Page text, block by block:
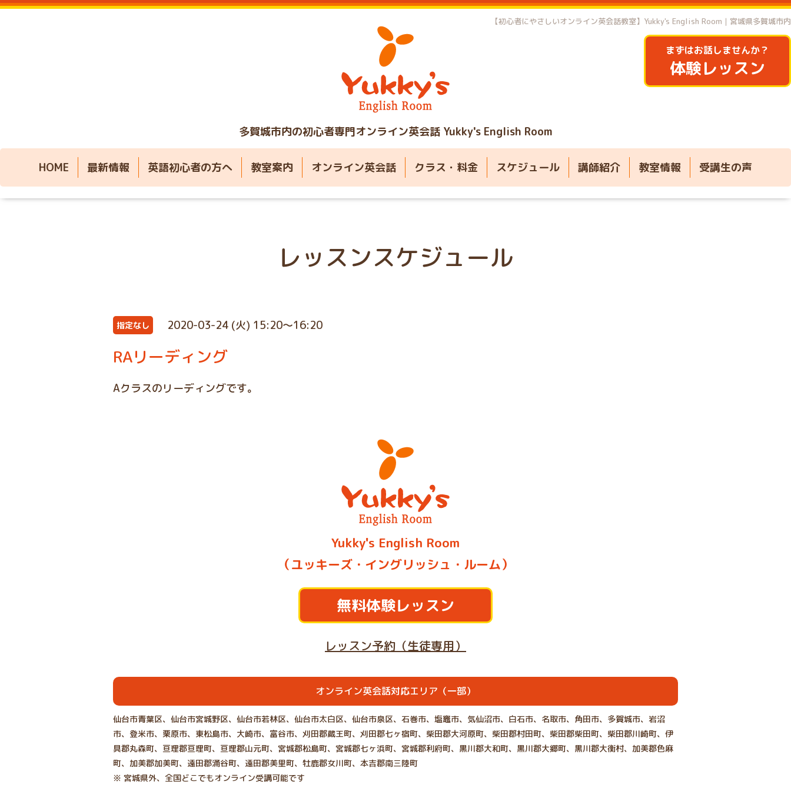
多賀城市内の初心者専門オンライン英会話 Yukky's English Room
【初心者にやさしいオンライン英会話教室】Yukky's English Room｜宮城県多賀城市内
まずはお話しませんか？
体験レッスン
HOME 最新情報 英語初心者の方へ 教室案内 オンライン英会話 クラス・料金 スケジュール 講師紹介 教室情報 受講生の声
レッスンスケジュール
指定なし 2020-03-24 (火) 15:20～16:20
RAリーディング
Aクラスのリーディングです。
Yukky's English Room
（ユッキーズ・イングリッシュ・ルーム）
無料体験レッスン
レッスン予約（生徒専用）
オンライン英会話対応エリア（一部）
仙台市青葉区、仙台市宮城野区、仙台市若林区、仙台市太白区、仙台市泉区、石巻市、塩竈市、気仙沼市、白石市、名取市、角田市、多賀城市、岩沼
市、登米市、栗原市、東松島市、大崎市、富谷市、刈田郡蔵王町、刈田郡七ヶ宿町、柴田郡大河原町、柴田郡村田町、柴田郡柴田町、柴田郡川崎町、伊
具郡丸森町、亘理郡亘理町、亘理郡山元町、宮城郡松島町、宮城郡七ヶ浜町、宮城郡利府町、黒川郡大和町、黒川郡大郷町、黒川郡大衡村、加美郡色麻
町、加美郡加美町、遠田郡涌谷町、遠田郡美里町、牡鹿郡女川町、本吉郡南三陸町
※ 宮城県外、全国どこでもオンライン受講可能です